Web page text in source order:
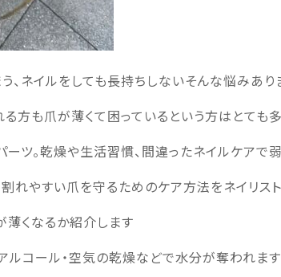
、ネイルをしても長持ちしないそんな悩みあり
方も爪が薄くて困っているという方はとても
ツ。乾燥や生活習慣、間違ったネイルケアで
れやすい爪を守るためのケア方法をネイリス
くなるか紹介します
ルコール・空気の乾燥などで水分が奪われます